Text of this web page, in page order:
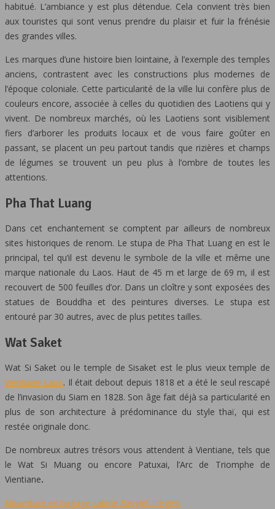
habitué. L’ambiance y est plus détendue. Cela convient très bien
aux touristes qui sont venus prendre du plaisir et fuir la frénésie
des grandes villes.
Les marques d’une histoire bien lointaine, à l’exemple des temples
anciens, contrastent avec les constructions plus modernes de
l’époque coloniale. Cette particularité de la ville lui confère plus de
couleurs encore, associée à celles du quotidien des Laotiens qui y
vivent. De nombreux marchés, où les Laotiens sont visiblement
fiers d’arborer les produits locaux et de vous faire goûter en
passant, se placent un peu partout tandis que rizières et champs
de légumes se trouvent un peu plus à l’ombre de toutes les
attentions.
Pha That Luang
Dans cet enchantement se comptent par ailleurs de nombreux
sites historiques de renom. Le stupa de Pha That Luang en est le
principal, tel qu’il est devenu le symbole de la ville et même une
marque nationale du Laos. Haut de 45 m et large de 69 m, il est
recouvert de 500 feuilles d’or. Dans un cloître y sont exposées des
statues de Bouddha et des peintures diverses. Le stupa est
entouré par 30 autres, avec de plus petites tailles.
Wat Saket
Wat Si Saket ou le temple de Sisaket est le plus vieux temple de
Vientiane Laos. Il était debout depuis 1818 et a été le seul rescapé
de l’invasion du Siam en 1828. Son âge fait déjà sa particularité en
plus de son architecture à prédominance du style thaï, qui est
restée originale donc.
De nombreux autres trésors vous attendent à Vientiane, tels que
le Wat Si Muang ou encore Patuxai, l’Arc de Triomphe de
Vientiane.
Nourriture en bagage cabine EasyJet : règles